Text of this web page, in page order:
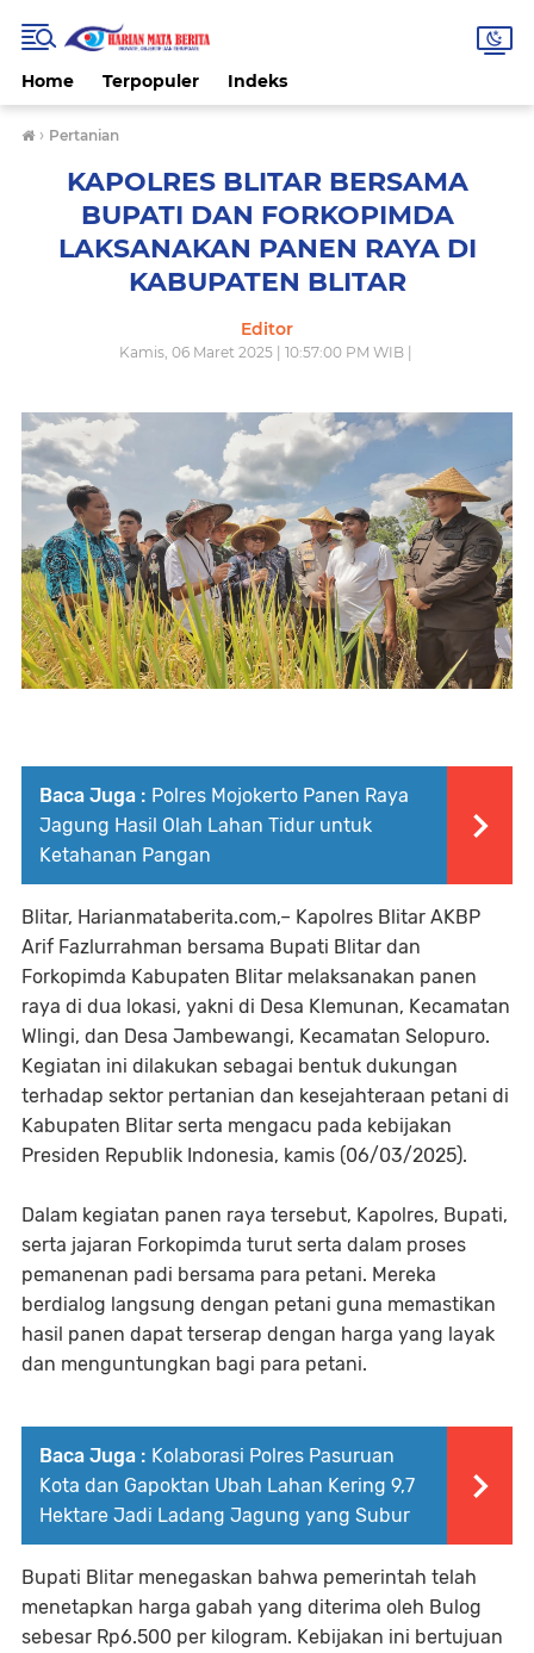
Home Terpopuler Indeks
› Pertanian
KAPOLRES BLITAR BERSAMA
BUPATI DAN FORKOPIMDA
LAKSANAKAN PANEN RAYA DI
KABUPATEN BLITAR
Editor
Kamis, 06 Maret 2025 | 10:57:00 PM WIB |
Baca Juga : Polres Mojokerto Panen Raya
Jagung Hasil Olah Lahan Tidur untuk
Ketahanan Pangan
Blitar, Harianmataberita.com,– Kapolres Blitar AKBP
Arif Fazlurrahman bersama Bupati Blitar dan
Forkopimda Kabupaten Blitar melaksanakan panen
raya di dua lokasi, yakni di Desa Klemunan, Kecamatan
Wlingi, dan Desa Jambewangi, Kecamatan Selopuro.
Kegiatan ini dilakukan sebagai bentuk dukungan
terhadap sektor pertanian dan kesejahteraan petani di
Kabupaten Blitar serta mengacu pada kebijakan
Presiden Republik Indonesia, kamis (06/03/2025).
Dalam kegiatan panen raya tersebut, Kapolres, Bupati,
serta jajaran Forkopimda turut serta dalam proses
pemanenan padi bersama para petani. Mereka
berdialog langsung dengan petani guna memastikan
hasil panen dapat terserap dengan harga yang layak
dan menguntungkan bagi para petani.
Baca Juga : Kolaborasi Polres Pasuruan
Kota dan Gapoktan Ubah Lahan Kering 9,7
Hektare Jadi Ladang Jagung yang Subur
Bupati Blitar menegaskan bahwa pemerintah telah
menetapkan harga gabah yang diterima oleh Bulog
sebesar Rp6.500 per kilogram. Kebijakan ini bertujuan